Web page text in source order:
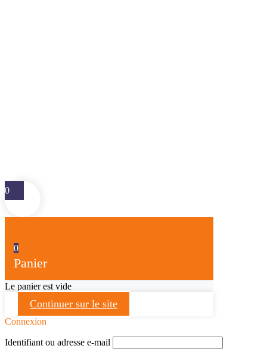
0
0
Panier
Le panier est vide
Continuer sur le site
Connexion
Identifiant ou adresse e-mail